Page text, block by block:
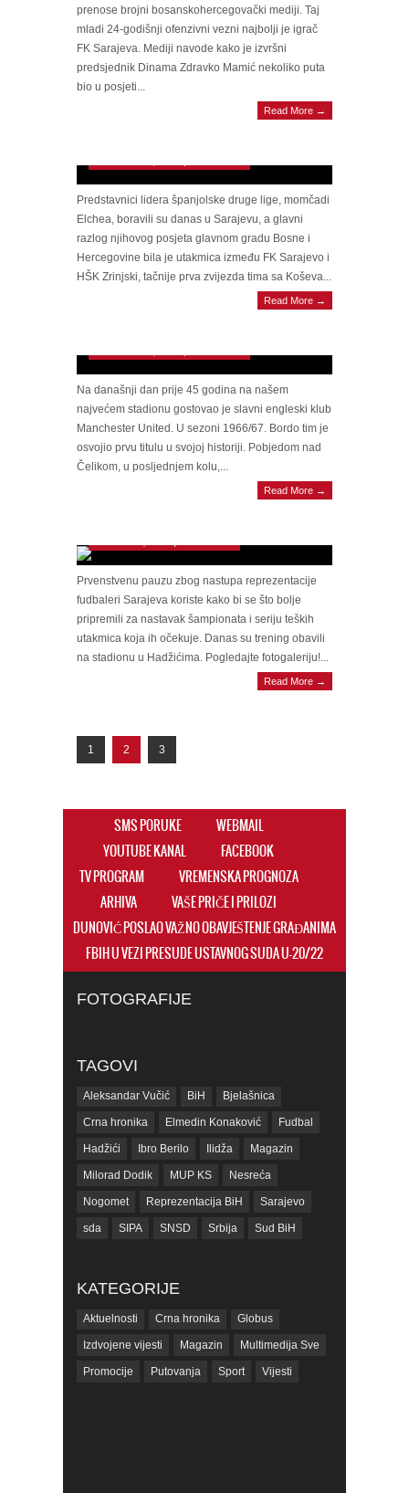
prenose brojni bosanskohercegovački mediji. Taj
mladi 24-godišnji ofenzivni vezni najbolji je igrač
FK Sarajeva. Mediji navode kako je izvršni
predsjednik Dinama Zdravko Mamić nekoliko puta
bio u posjeti...
Read More →
Said Husejinović oduševio predstavnike
Predstavnici lidera španjolske druge lige, momčadi
Elchea, boravili su danas u Sarajevu, a glavni
razlog njihovog posjeta glavnom gradu Bosne i
Hercegovine bila je utakmica između FK Sarajevo i
HŠK Zrinjski, tačnije prva zvijezda tima sa Koševa...
Read More →
Na današnji dan: Sarajevo na Koševu igralo s
Na današnji dan prije 45 godina na našem
najvećem stadionu gostovao je slavni engleski klub
Manchester United. U sezoni 1966/67. Bordo tim je
osvojio prvu titulu u svojoj historiji. Pobjedom nad
Čelikom, u posljednjem kolu,...
Read More →
FOTO: Fudbaleri Sarajeva danas trenirali u
Prvenstvenu pauzu zbog nastupa reprezentacije
fudbaleri Sarajeva koriste kako bi se što bolje
pripremili za nastavak šampionata i seriju teških
utakmica koja ih očekuje. Danas su trening obavili
na stadionu u Hadžićima. Pogledajte fotogaleriju!...
Read More →
1 2 3
SMS PORUKE
WEBMAIL
YOUTUBE KANAL
FACEBOOK
TV PROGRAM
VREMENSKA PROGNOZA
ARHIVA
VAŠE PRIČE I PRILOZI
DUNOVIĆ POSLAO VAŽNO OBAVJEŠTENJE GRAĐANIMA
FBIH U VEZI PRESUDE USTAVNOG SUDA U-20/22
FOTOGRAFIJE
TAGOVI
Aleksandar Vučić BiH Bjelašnica
Crna hronika Elmedin Konaković Fudbal
Hadžići Ibro Berilo Ilidža Magazin
Milorad Dodik MUP KS Nesreća
Nogomet Reprezentacija BiH Sarajevo
sda SIPA SNSD Srbija Sud BiH
Tužilaštvo KS ubistvo
KATEGORIJE
Aktuelnosti Crna hronika Globus
Izdvojene vijesti Magazin Multimedija Sve
Promocije Putovanja Sport Vijesti